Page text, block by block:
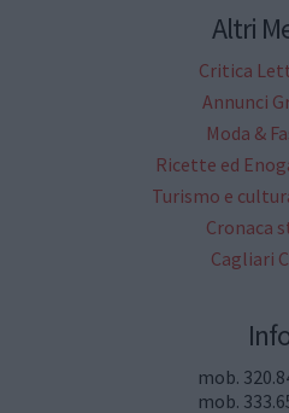
Altri
Critica
Annunci
Moda &
Ricette ed
Turismo e
Cronaca
Cagliari
mob.
mob.